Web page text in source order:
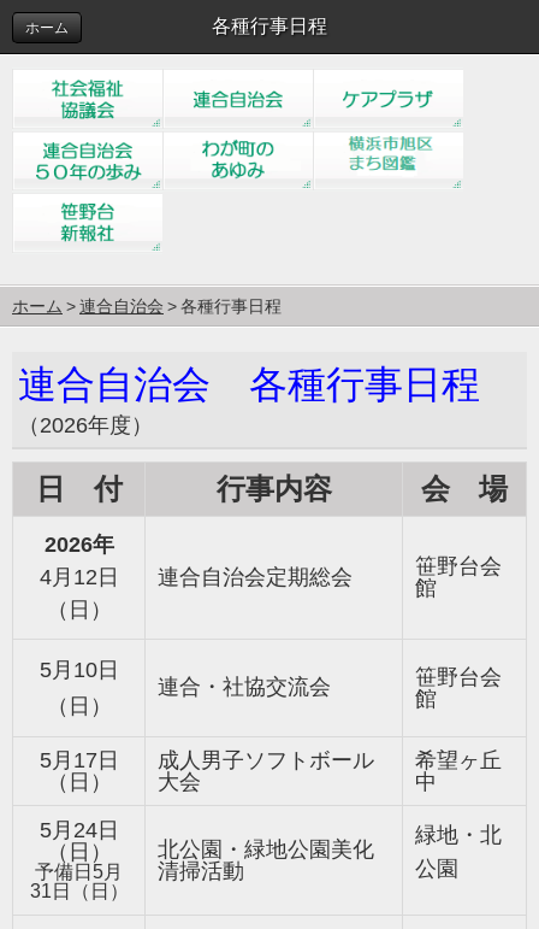
各種行事日程
ホーム
ホーム 連合自治会 各種行事日程
連合自治会 各種行事日程
（2026年度）
日 付 行事内容 会 場
2026年
4月12日
（日）
連合自治会定期総会
笹野台会
館
5月10日
（日）
連合・社協交流会
笹野台会
館
5月17日
（日）
成人男子ソフトボール
大会
希望ヶ丘
中
5月24日
（日）
予備日5月
31日（日）
北公園・緑地公園美化
清掃活動
緑地・北
公園